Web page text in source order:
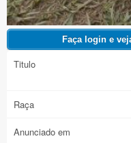
Titulo
Raça
Anunciado em